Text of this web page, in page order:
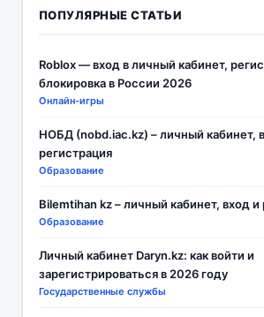
ПОПУЛЯРНЫЕ СТАТЬИ
Roblox — вход в личный кабинет,
блокировка в России 2026
Онлайн-игры
НОБД (nobd.iac.kz) – личный кабинет,
регистрация
Образование
Bilemtihan kz – личный кабинет, вход и
Образование
Личный кабинет Daryn.kz: как войти и
зарегистрироваться в 2026 году
Государственные службы